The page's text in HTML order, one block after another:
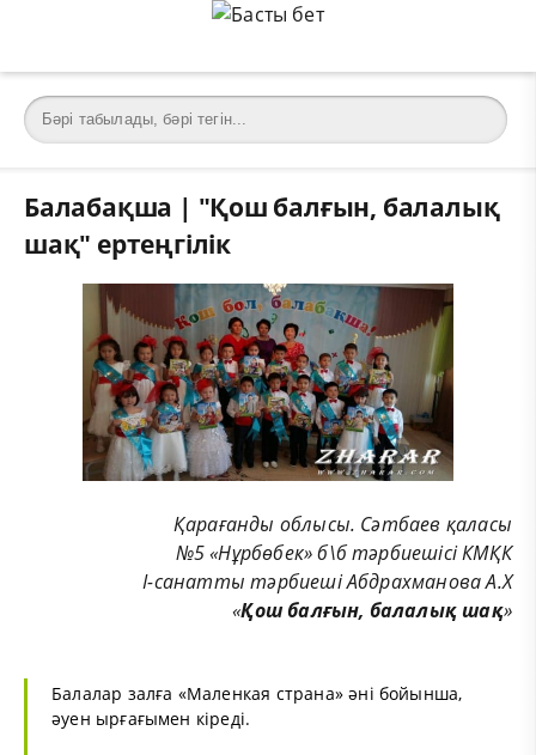
Балабақша | "Қош балғын, балалық
шақ" ертеңгілік
Қарағанды облысы. Сәтбаев қаласы
№5 «Нұрбөбек» б\б тәрбиешісі КМҚК
І-санатты тәрбиеші Абдрахманова А.Х
«Қош балғын, балалық шақ»
Балалар залға «Маленкая страна» әні бойынша,
әуен ырғағымен кіреді.